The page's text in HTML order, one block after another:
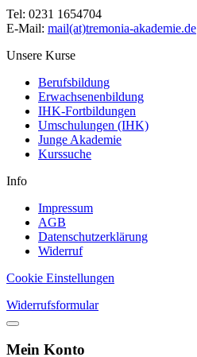
Tel: 0231 1654704
E-Mail: mail(at)tremonia-akademie.de
Unsere Kurse
Berufsbildung
Erwachsenenbildung
IHK-Fortbildungen
Umschulungen (IHK)
Junge Akademie
Kurssuche
Info
Impressum
AGB
Datenschutzerklärung
Widerruf
Cookie Einstellungen
Widerrufsformular
Mein Konto